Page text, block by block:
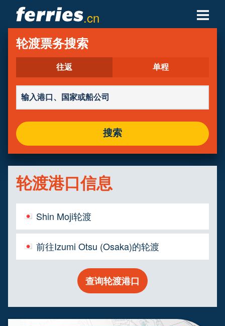
.cn
轮渡公司
轮渡目的地
轮渡航线
轮渡港口
管理预定
轮渡票务搜索
往返 单程
搜索
轮渡港口信息
Shin Moji轮渡
前往Izumi Otsu (Osaka)的轮渡
查询轮渡港口